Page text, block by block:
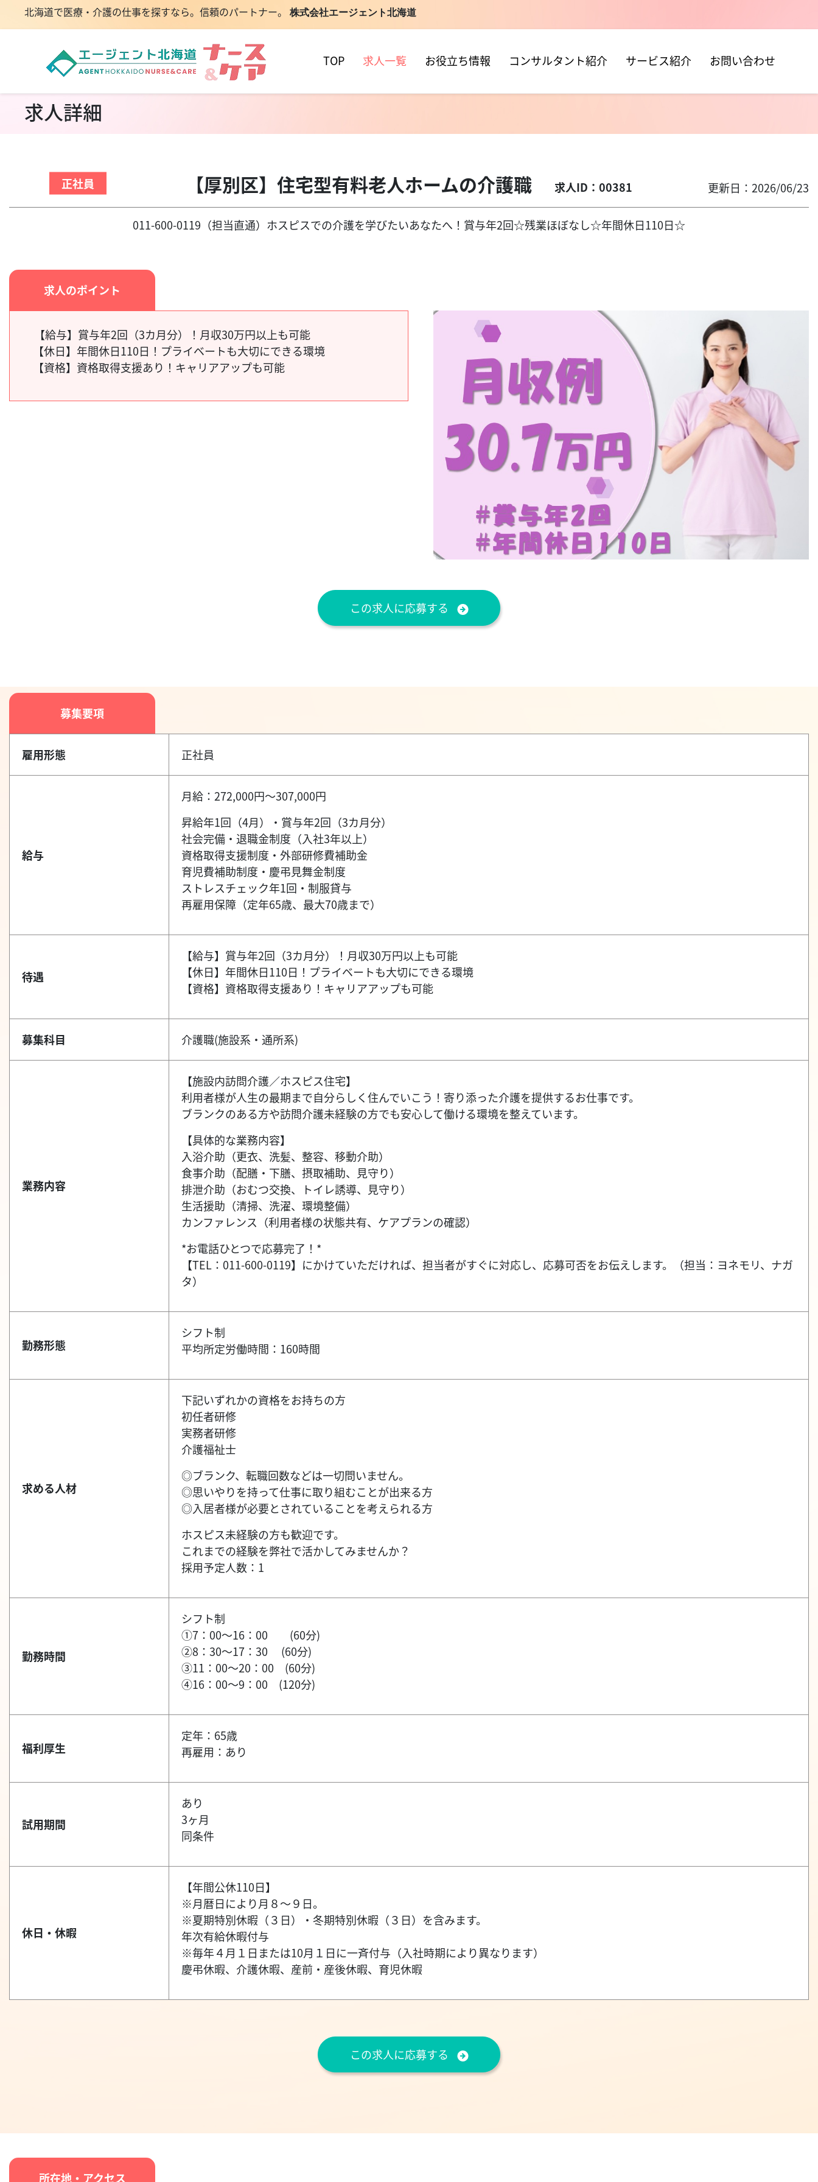
北海道で医療・介護の仕事を探すなら。信頼のパートナー。 株式会社エージェント北海道
TOP 求人一覧 お役立ち情報 コンサルタント紹介 サービス紹介 お問い合わせ
求人詳細
正社員 【厚別区】住宅型有料老人ホームの介護職 求人ID：00381 更新日：2026/06/23
011-600-0119（担当直通）ホスピスでの介護を学びたいあなたへ！賞与年2回☆残業ほぼなし☆年間休日110日☆
求人のポイント
【給与】賞与年2回（3カ月分）！月収30万円以上も可能
【休日】 年間休日110日！プライベートも大切にできる環境
【資格】 資格取得支援あり！キャリアアップも可能
この求人に応募する
募集要項
雇用形態 正社員
給与
月給：272,000円～307,000円
昇給年1回（4月）・賞与年2回（3カ月分）
社会完備・退職金制度（入社3年以上）
資格取得支援制度・外部研修費補助金
育児費補助制度・慶弔見舞金制度
ストレスチェック年1回・制服貸与
再雇用保障（定年65歳、最大70歳まで）
待遇
【給与】賞与年2回（3カ月分）！月収30万円以上も可能
【休日】年間休日110日！プライベートも大切にできる環境
【資格】資格取得支援あり！キャリアアップも可能
募集科目 介護職(施設系・通所系)
業務内容
【施設内訪問介護／ホスピス住宅】
利用者様が人生の最期まで自分らしく住んでいこう！寄り添った介護を提供するお仕事です。
ブランクのある方や訪問介護未経験の方でも安心して働ける環境を整えています。
【具体的な業務内容】
入浴介助（更衣、洗髪、整容、移動介助）
食事介助（配膳・下膳、摂取補助、見守り）
排泄介助（おむつ交換、トイレ誘導、見守り）
生活援助（清掃、洗濯、環境整備）
カンファレンス（利用者様の状態共有、ケアプランの確認）
*お電話ひとつで応募完了！*
【TEL：011-600-0119】にかけていただければ、担当者がすぐに対応し、応募可否をお伝えします。（担当：ヨネモリ、ナガ
タ）
勤務形態
シフト制
平均所定労働時間：160時間
求める人材
下記いずれかの資格をお持ちの方
初任者研修
実務者研修
介護福祉士
◎ブランク、転職回数などは一切問いません。
◎思いやりを持って仕事に取り組むことが出来る方
◎入居者様が必要とされていることを考えられる方
ホスピス未経験の方も歓迎です。
これまでの経験を弊社で活かしてみませんか？
採用予定人数：1
勤務時間
シフト制
①7：00～16：00 (60分)
②8：30～17：30 (60分)
③11：00～20：00 (60分)
④16：00～9：00 (120分)
福利厚生
定年：65歳
再雇用：あり
試用期間
あり
3ヶ月
同条件
休日・休暇
【年間公休110日】
※月暦日により月８～９日。
※夏期特別休暇（３日）・冬期特別休暇（３日）を含みます。
年次有給休暇付与
※毎年４月１日または10月１日に一斉付与（入社時期により異なります）
慶弔休暇、介護休暇、産前・産後休暇、育児休暇
この求人に応募する
所在地・アクセス